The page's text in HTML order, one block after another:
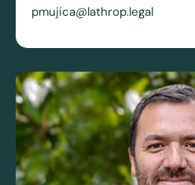
pmujica@lathrop.legal